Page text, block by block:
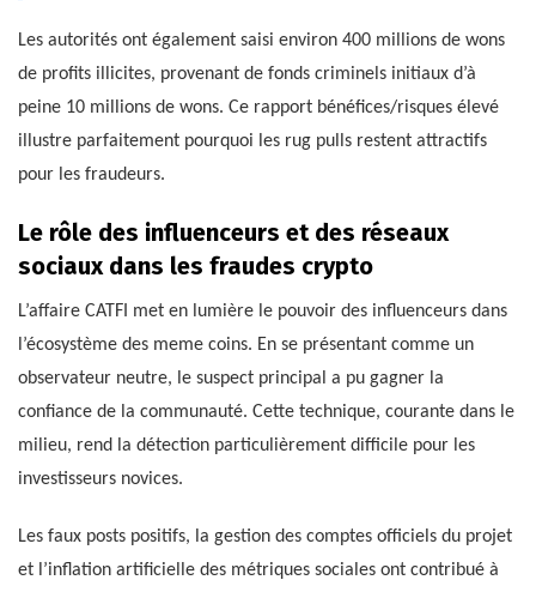
Les autorités ont également saisi environ 400 millions de wons
de profits illicites, provenant de fonds criminels initiaux d’à
peine 10 millions de wons. Ce rapport bénéfices/risques élevé
illustre parfaitement pourquoi les rug pulls restent attractifs
pour les fraudeurs.
Le rôle des influenceurs et des réseaux
sociaux dans les fraudes crypto
L’affaire CATFI met en lumière le pouvoir des influenceurs dans
l’écosystème des meme coins. En se présentant comme un
observateur neutre, le suspect principal a pu gagner la
confiance de la communauté. Cette technique, courante dans le
milieu, rend la détection particulièrement difficile pour les
investisseurs novices.
Les faux posts positifs, la gestion des comptes officiels du projet
et l’inflation artificielle des métriques sociales ont contribué à